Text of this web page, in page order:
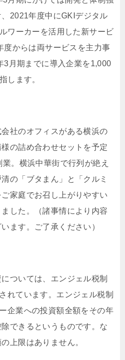
2021年度中にGKIデジタル
ワーカーを活用した新サービ
度からは両サービスを主力事
3月期までに導入企業を1,000
します。
社のオフィスがある横浜の
の詰め合わせセットを予定
。横浜中華街で行列が絶え
の「ブタまん」と「クルミ
家庭でお召し上がりやすい
した。（諸事情により内容
ます。ご了承ください）
ついては、エンジェル税制
れています。エンジェル税制
企業への投資額全額をその年
できるというものです。な
上限はありません。